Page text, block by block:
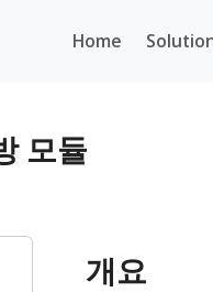
Home
모듈
개요